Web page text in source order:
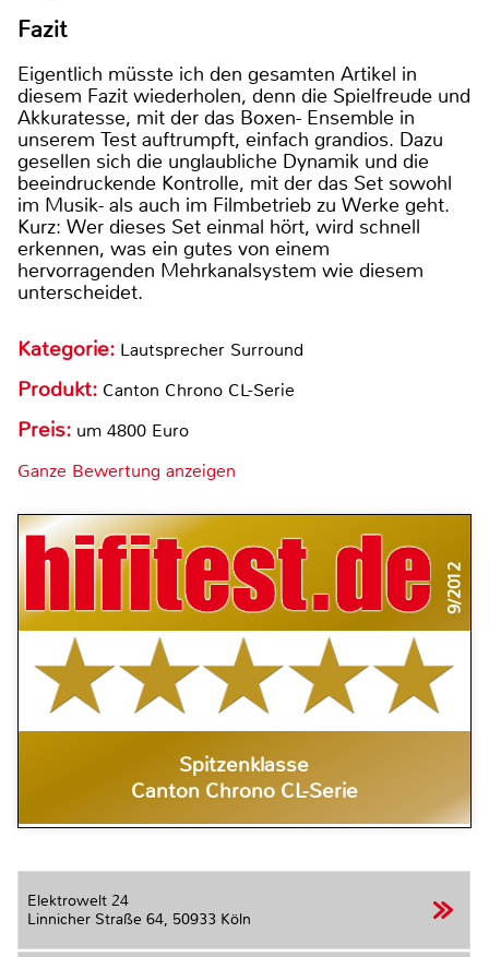
Fazit
Eigentlich müsste ich den gesamten Artikel in
diesem Fazit wiederholen, denn die Spielfreude und
Akkuratesse, mit der das Boxen- Ensemble in
unserem Test auftrumpft, einfach grandios. Dazu
gesellen sich die unglaubliche Dynamik und die
beeindruckende Kontrolle, mit der das Set sowohl
im Musik- als auch im Filmbetrieb zu Werke geht.
Kurz: Wer dieses Set einmal hört, wird schnell
erkennen, was ein gutes von einem
hervorragenden Mehrkanalsystem wie diesem
unterscheidet.
Kategorie: Lautsprecher Surround
Produkt: Canton Chrono CL-Serie
Preis: um 4800 Euro
Ganze Bewertung anzeigen
9/2012
Spitzenklasse
Canton Chrono CL-Serie
Elektrowelt 24
Linnicher Straße 64, 50933 Köln